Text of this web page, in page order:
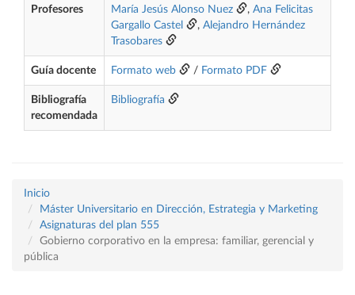
Profesores María Jesús Alonso Nuez , Ana Felicitas
Gargallo Castel
, Alejandro Hernández
Trasobares
Guía docente Formato web / Formato PDF
Bibliografía
recomendada
Bibliografía
Inicio
Máster Universitario en Dirección, Estrategia y Marketing
Asignaturas del plan 555
Gobierno corporativo en la empresa: familiar, gerencial y
pública